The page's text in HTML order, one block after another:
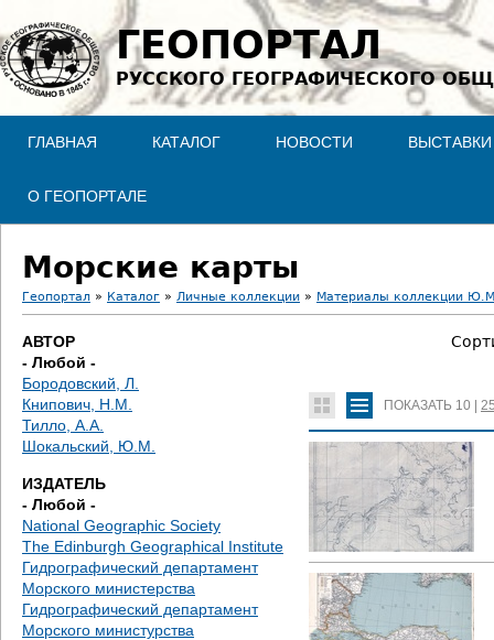
Jump to navigation
ГЕОПОРТАЛ
РУССКОГО ГЕОГРАФИЧЕСКОГО
ГЛАВНАЯ КАТАЛОГ НОВОСТИ ВЫСТАВКИ
О ГЕОПОРТАЛЕ
Морские карты
В
ы
з
д
е
с
ь
Геопортал » Каталог » Личные коллекции » Материалы коллекции
АВТОР
- Любой -
Бородовский, Л.
Книпович, Н.М.
Тилло, А.А.
Шокальский, Ю.М.
ИЗДАТЕЛЬ
- Любой -
National Geographic Society
The Edinburgh Geographical Institute
Гидрографический департамент
Морского министерства
Гидрографический департамент
Морского министурства
ПОКАЗАТЬ 10